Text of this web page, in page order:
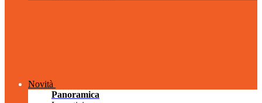
Novità
Panoramica